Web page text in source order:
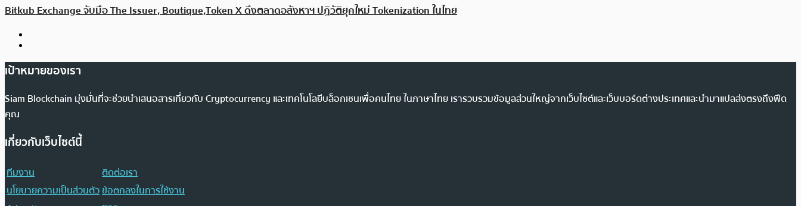
Bitkub Exchange จับมือ The Issuer, Boutique,Token X ดึงตลาดอสังหาฯ ปฏิวัติยุคใหม่ Tokenization ในไทย
เป้าหมายของเรา
Siam Blockchain มุ่งมั่นที่จะช่วยนำเสนอสารเกี่ยวกับ Cryptocurrency และเทคโนโลยีบล็อกเชนเพื่อคนไทย ในภาษาไทย เรารวบรวมข้อมูลส่วนใหญ่จากเว็บไซต์และเว็บบอร์ดต่างประเทศและนำมาแปลส่งตรงถึงฟีด
คุณ
เกี่ยวกับเว็บไซต์นี้
ทีมงาน
ติดต่อเรา
นโยบายความเป็นส่วนตัวข้อตกลงในการใช้งาน